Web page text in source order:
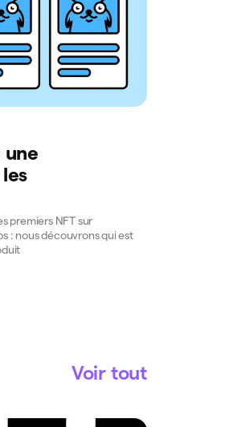
une
premiers NFT sur
: nous découvrons qui est
Voir tout